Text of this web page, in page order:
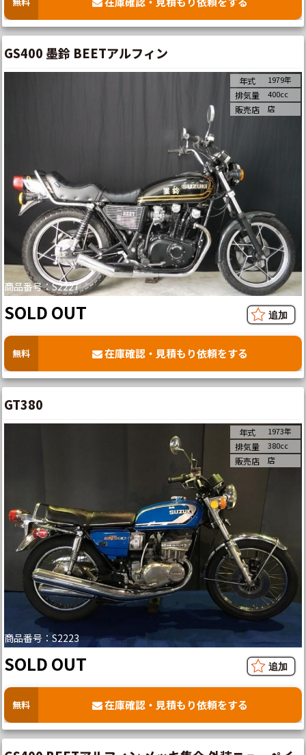
GS400 墨鈴 BEETアルフィン
商品番号：S2227
年式 1979年
排気量 400cc
販売店 店
SOLD OUT
無料 在庫確認・見積もり依頼をする
GT380
商品番号：S2223
年式 1973年
排気量 380cc
販売店 店
SOLD OUT
無料 在庫確認・見積もり依頼をする